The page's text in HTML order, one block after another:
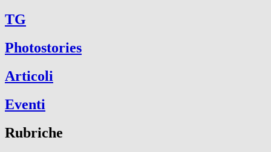
TG
Photostories
Articoli
Eventi
Rubriche